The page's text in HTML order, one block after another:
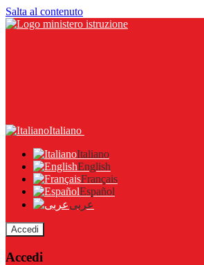
Salta al contenuto
Italiano
Italiano
English
Français
Español
عربى
Accedi
Accedi